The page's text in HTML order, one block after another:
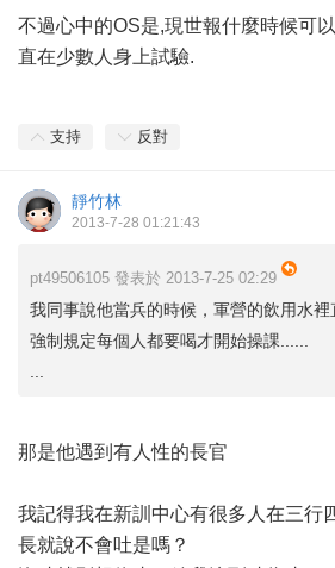
不過心中的OS是,現世報什麼時候可
直在少數人身上試驗.
支持 反對
靜竹林
2013-7-28 01:21:43
pt49506105 發表於 2013-7-25 02:29
我同事說他當兵的時候，軍營的飲用水
強制規定每個人都要喝才開始操課......
那是他遇到有人性的長官
我記得我在新訓中心有很多人在三行
長就說不會吐是嗎？